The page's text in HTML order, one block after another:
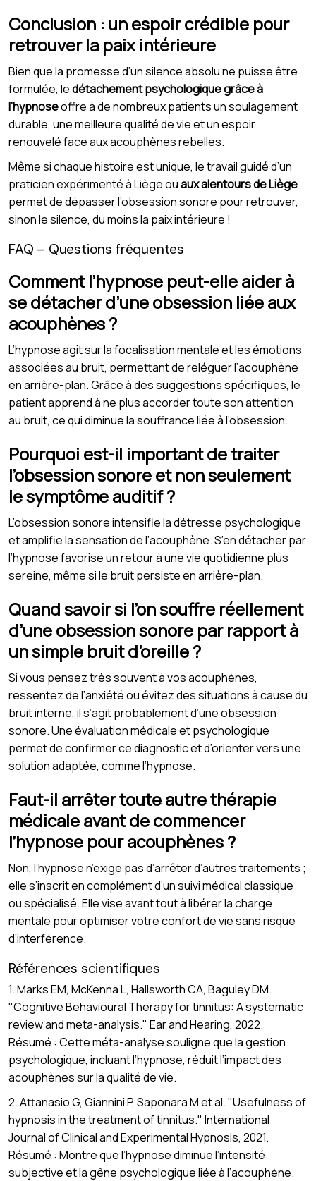
Conclusion : un espoir crédible pour
retrouver la paix intérieure
Bien que la promesse d’un silence absolu ne puisse être
formulée, ledétachement psychologique grâce à
l’hypnoseoffre à de nombreux patients un soulagement
durable, une meilleure qualité de vie et un espoir
renouvelé face aux acouphènes rebelles.
Même si chaque histoire est unique, le travail guidé d’un
praticien expérimenté à Liège ouaux alentours de Liège
permet de dépasser l’obsession sonore pour retrouver,
sinon le silence, du moins la paix intérieure !
FAQ – Questions fréquentes
Comment l’hypnose peut-elle aider à
se détacher d’une obsession liée aux
acouphènes ?
L’hypnose agit sur la focalisation mentale et les émotions
associées au bruit, permettant de reléguer l’acouphène
en arrière-plan. Grâce à des suggestions spécifiques, le
patient apprend à ne plus accorder toute son attention
au bruit, ce qui diminue la souffrance liée à l’obsession.
Pourquoi est-il important de traiter
l’obsession sonore et non seulement
le symptôme auditif ?
L’obsession sonore intensifie la détresse psychologique
et amplifie la sensation de l’acouphène. S’en détacher par
l’hypnose favorise un retour à une vie quotidienne plus
sereine, même si le bruit persiste en arrière-plan.
Quand savoir si l’on souffre réellement
d’une obsession sonore par rapport à
un simple bruit d’oreille ?
Si vous pensez très souvent à vos acouphènes,
ressentez de l’anxiété ou évitez des situations à cause du
bruit interne, il s’agit probablement d’une obsession
sonore. Une évaluation médicale et psychologique
permet de confirmer ce diagnostic et d’orienter vers une
solution adaptée, comme l’hypnose.
Faut-il arrêter toute autre thérapie
médicale avant de commencer
l’hypnose pour acouphènes ?
Non, l’hypnose n’exige pas d’arrêter d’autres traitements ;
elle s’inscrit en complément d’un suivi médical classique
ou spécialisé. Elle vise avant tout à libérer la charge
mentale pour optimiser votre confort de vie sans risque
d’interférence.
Références scientifiques
1. Marks EM, McKenna L, Hallsworth CA, Baguley DM.
"Cognitive Behavioural Therapy for tinnitus: A systematic
review and meta-analysis." Ear and Hearing, 2022.
Résumé : Cette méta-analyse souligne que la gestion
psychologique, incluant l’hypnose, réduit l’impact des
acouphènes sur la qualité de vie.
2. Attanasio G, Giannini P, Saponara M et al. "Usefulness of
hypnosis in the treatment of tinnitus." International
Journal of Clinical and Experimental Hypnosis, 2021.
Résumé : Montre que l’hypnose diminue l’intensité
subjective et la gêne psychologique liée à l’acouphène.